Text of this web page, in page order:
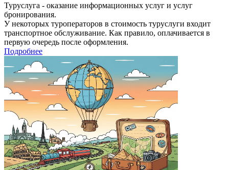
Туруслуга - оказание информационных услуг и услуг
бронирования.
У некоторых туроператоров в стоимость туруслуги входит
транспортное обслуживание. Как правило, оплачивается в
первую очередь после оформления.
Подробнее